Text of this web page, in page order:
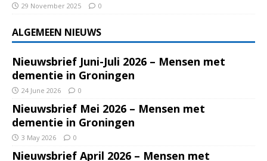
29 November 2025 0
ALGEMEEN NIEUWS
Nieuwsbrief Juni-Juli 2026 – Mensen met
dementie in Groningen
24 June 2026 0
Nieuwsbrief Mei 2026 – Mensen met
dementie in Groningen
3 May 2026 0
Nieuwsbrief April 2026 – Mensen met